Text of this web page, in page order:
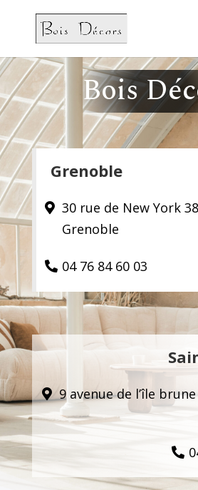
Bois
Grenoble
30 rue de New York
Grenoble
04 76 84 60 03
9 avenue de l’île